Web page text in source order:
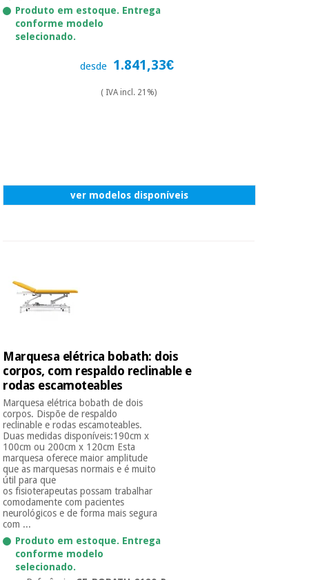
Produto em estoque. Entrega
conforme modelo
selecionado.
desde 1.841,33€
( IVA incl. 21%)
ver modelos disponíveis
Marquesa elétrica bobath: dois
corpos, com respaldo reclinable e
rodas escamoteables
Marquesa elétrica bobath de dois
corpos. Dispõe de respaldo
reclinable e rodas escamoteables.
Duas medidas disponíveis:190cm x
100cm ou 200cm x 120cm Esta
marquesa oferece maior amplitude
que as marquesas normais e é muito
útil para que
os fisioterapeutas possam trabalhar
comodamente com pacientes
neurológicos e de forma mais segura
com ...
Produto em estoque. Entrega
conforme modelo
selecionado.